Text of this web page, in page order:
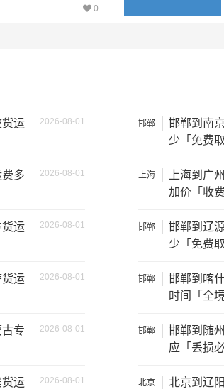
装载体积 装载重量
0
2026-08-01
运
2026-08-01
多
2026-08-01
运
2026-08-01
运
2026-08-01
专
2026-08-01
运
邯郸
邯郸到南
少「免费取
上海
上海到广
加价「收费
邯郸
邯郸到辽
少「免费取
邯郸
邯郸到喀
时间「全
邯郸
邯郸到随
应「丢损必
北京
北京到辽